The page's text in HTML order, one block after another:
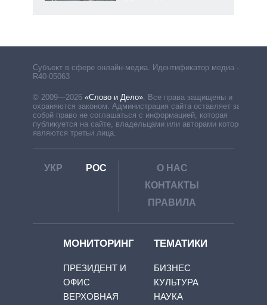
Субъект в сфере онлайн-медиа. Идентификатор медиа –
R40-05063
© 2009—2026 «Слово и Дело» Все права защищены и
охраняются законом. Администрация сайта оставляет за
собой право не соглашаться с информацией, которая
публикуется на сайте, владельцами или авторами которой
являются третьи лица.
УКР РОС
О НАС
КОНТАКТЫ
ПРАВИЛА
МОНИТОРИНГ
ПРЕЗИДЕНТ И
ОФИС
ВЕРХОВНАЯ
ТЕМАТИКИ
БИЗНЕС
КУЛЬТУРА
НАУКА